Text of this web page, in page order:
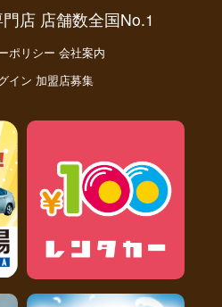
店 店舗数全国No.1
ポリシー 会社案内
イン 加盟店募集